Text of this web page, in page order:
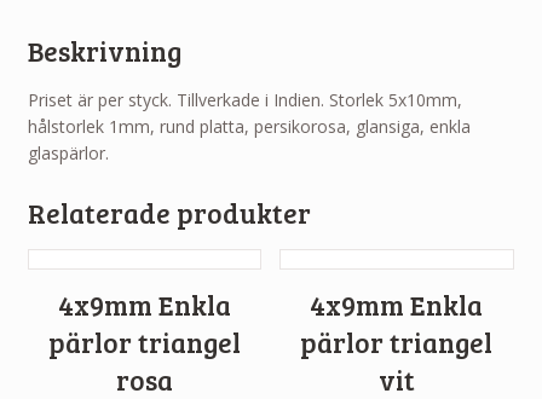
Beskrivning
Priset är per styck. Tillverkade i Indien. Storlek 5x10mm,
hålstorlek 1mm, rund platta, persikorosa, glansiga, enkla
glaspärlor.
Relaterade produkter
4x9mm Enkla
pärlor triangel
rosa
4x9mm Enkla
pärlor triangel
vit